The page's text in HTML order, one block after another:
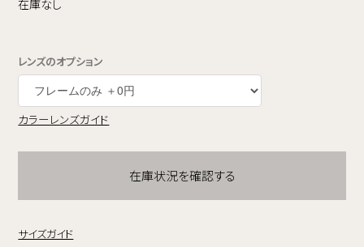
在庫なし
レンズのオプション
カラーレンズガイド
在庫状況を確認する
サイズガイド